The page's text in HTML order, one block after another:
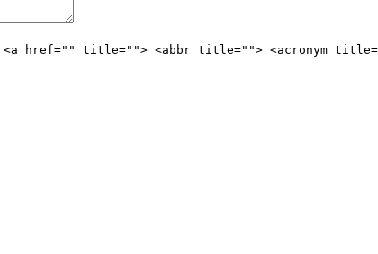
<a href="" title=""> <abbr title=""> <acronym